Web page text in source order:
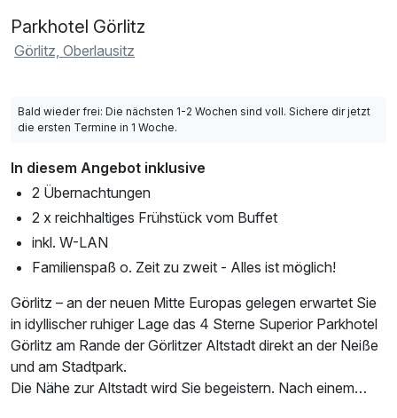
Parkhotel Görlitz
Görlitz, Oberlausitz
Bald wieder frei: Die nächsten 1-2 Wochen sind voll. Sichere dir jetzt
die ersten Termine in 1 Woche.
In diesem Angebot inklusive
2 Übernachtungen
2 x reichhaltiges Frühstück vom Buffet
inkl. W-LAN
Familienspaß o. Zeit zu zweit - Alles ist möglich!
Görlitz – an der neuen Mitte Europas gelegen erwartet Sie
in idyllischer ruhiger Lage das 4 Sterne Superior Parkhotel
Görlitz am Rande der Görlitzer Altstadt direkt an der Neiße
und am Stadtpark.
Die Nähe zur Altstadt wird Sie begeistern. Nach einem